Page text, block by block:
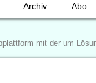
Archiv Abo
mit der um